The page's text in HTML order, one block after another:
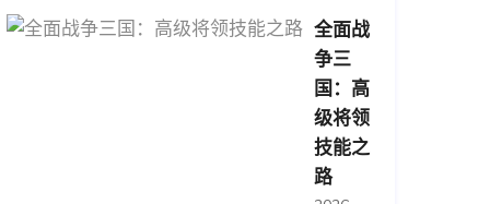
全面战
争三
国：高
级将领
技能之
路